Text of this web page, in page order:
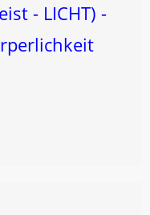
- LICHT) -